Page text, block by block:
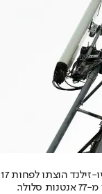
ולא מדובר במקרה בודד, אלא בתופעה עולמית. בניו-זילנד הוצתו לפחות 17
אנטנות מאז פרוץ המגפה, בבריטניה הותקפו יותר מ-77 אנטנות סלולר.